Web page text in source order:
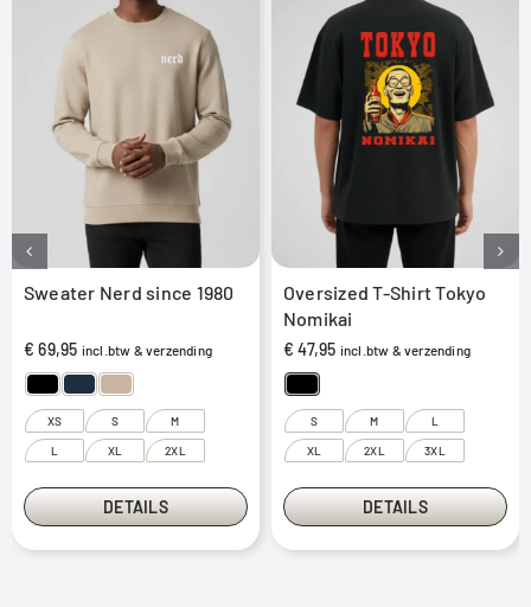
Sweater Nerd since 1980
€ 69,95 incl.btw & verzending
XS S M
L XL 2XL
DETAILS
Oversized T-Shirt Tokyo
Nomikai
€ 47,95 incl.btw & verzending
S M L
XL 2XL 3XL
DETAILS